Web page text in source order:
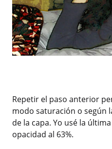
Repetir el paso anterior
modo saturación o según
de la capa. Yo usé la
opacidad al 63%.